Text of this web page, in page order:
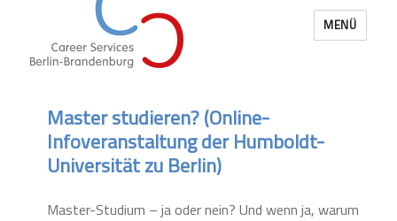
MENÜ
Master studieren? (Online-
Infoveranstaltung der Humboldt-
Universität zu Berlin)
Master-Studium – ja oder nein? Und wenn ja, warum